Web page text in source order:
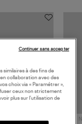
similaires à des fins de
collaboration avec des
choix via « Paramétrer »,
ceux non strictement
plus sur l’utilisation de
Continuer sans accepter